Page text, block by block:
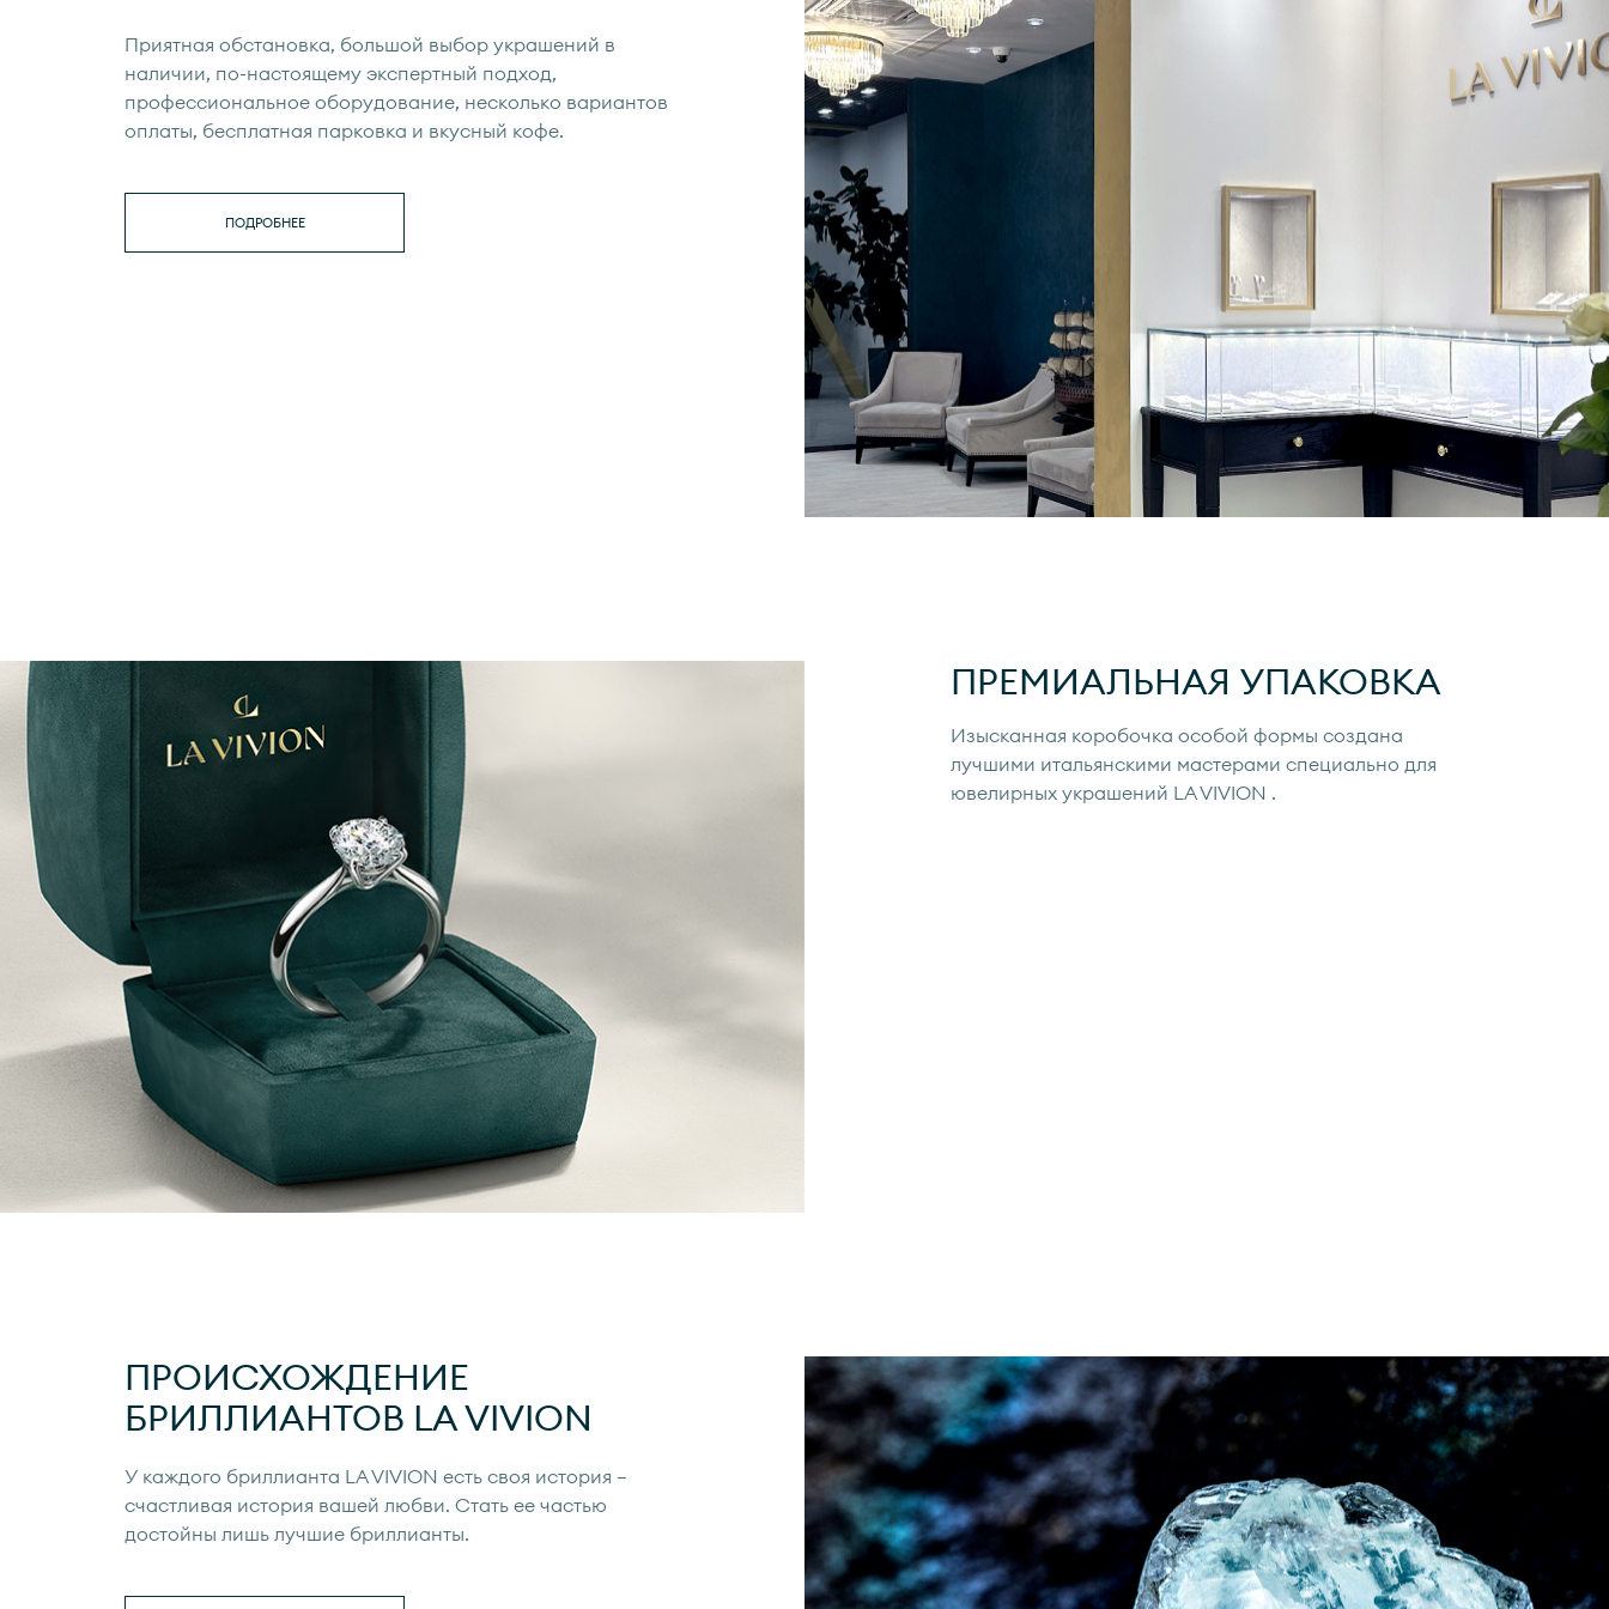
Приятная обстановка, большой выбор украшений в
наличии, по-настоящему экспертный подход,
профессиональное оборудование, несколько вариантов
оплаты, бесплатная парковка и вкусный кофе.
ПОДРОБНЕЕ
ПРЕМИАЛЬНАЯ УПАКОВКА
Изысканная коробочка особой формы создана
лучшими итальянскими мастерами специально для
ювелирных украшений LA VIVION .
ПРОИСХОЖДЕНИЕ
БРИЛЛИАНТОВ LA VIVION
У каждого бриллианта LA VIVION есть своя история —
счастливая история вашей любви. Стать ее частью
достойны лишь лучшие бриллианты.